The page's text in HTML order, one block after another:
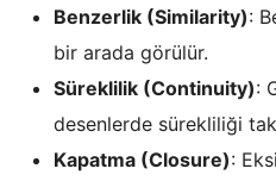
Benzerlik (Similarity):
bir arada görülür.
Süreklilik (Continuity):
desenlerde sürekliliği
Kapatma (Closure):